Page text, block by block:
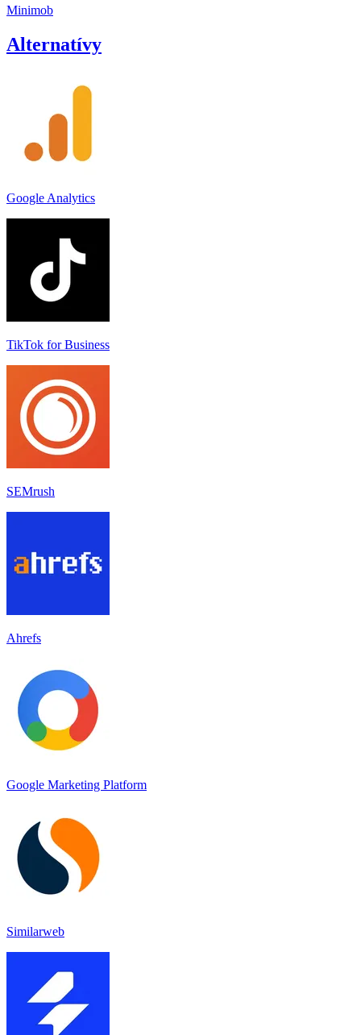
Minimob
Alternatívy
Google Analytics
TikTok for Business
SEMrush
Ahrefs
Google Marketing Platform
Similarweb